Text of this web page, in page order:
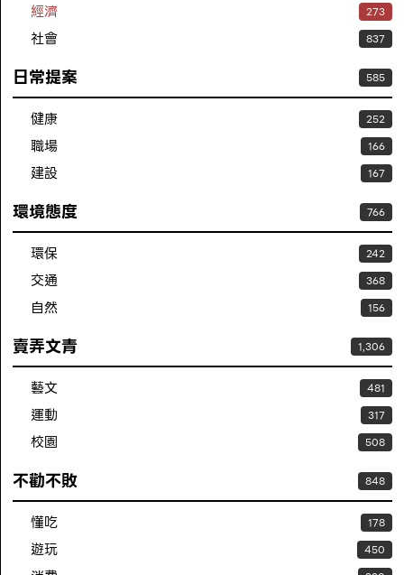
經濟 273
社會 837
日常提案 585
健康 252
職場 166
建設 167
環境態度 766
環保 242
交通 368
自然 156
賣弄文青 1,306
藝文 481
運動 317
校園 508
不勸不敗 848
懂吃 178
遊玩 450